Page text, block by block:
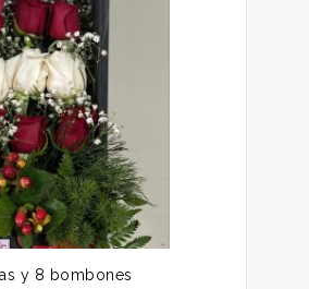
y 8 bombones